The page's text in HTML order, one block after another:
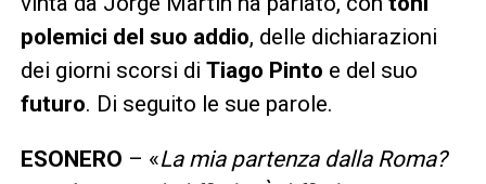
polemici del suo addio, delle dichiarazioni
dei giorni scorsi di Tiago Pinto e del suo
futuro. Di seguito le sue parole.
ESONERO – «La mia partenza dalla Roma?